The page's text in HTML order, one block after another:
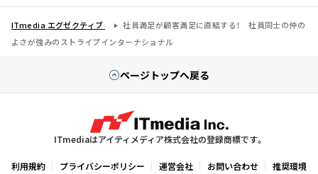
ITmedia エグゼクティブ
社員満足が顧客満足に直結する！ 社員同士の仲の
よさが強みのストライプインターナショナル
ページトップへ戻る
ITmediaはアイティメディア株式会社の登録商標です。
利用規約 プライバシーポリシー 運営会社 お問い合わせ 推奨環境